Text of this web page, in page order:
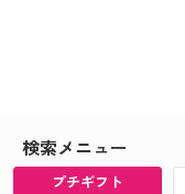
検索メニュー
プチギフト